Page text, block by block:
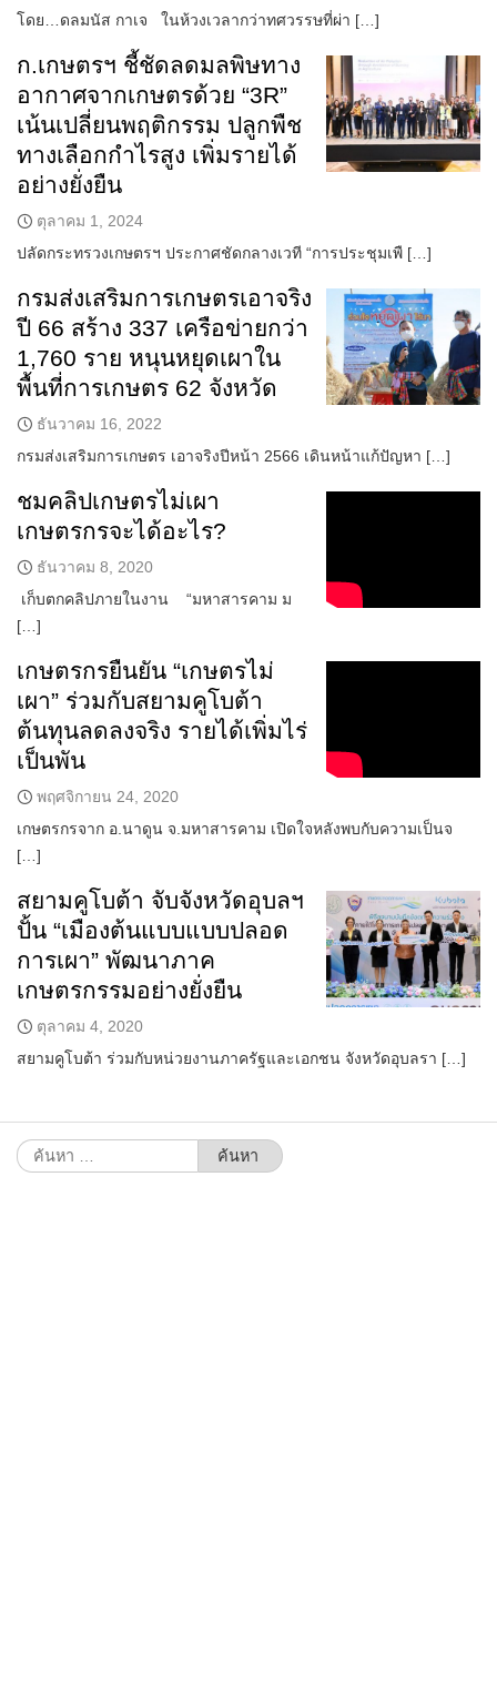
โดย…ดลมนัส กาเจ ในห้วงเวลากว่าทศวรรษที่ผ่า […]
ก.เกษตรฯ ชี้ชัดลดมลพิษทาง
อากาศจากเกษตรด้วย “3R”
เน้นเปลี่ยนพฤติกรรม ปลูกพืช
ทางเลือกกำไรสูง เพิ่มรายได้
อย่างยั่งยืน
ตุลาคม 1, 2024
ปลัดกระทรวงเกษตรฯ ประกาศชัดกลางเวที “การประชุมเพื […]
กรมส่งเสริมการเกษตรเอาจริง
ปี 66 สร้าง 337 เครือข่ายกว่า
1,760 ราย หนุนหยุดเผาใน
พื้นที่การเกษตร 62 จังหวัด
ธันวาคม 16, 2022
กรมส่งเสริมการเกษตร เอาจริงปีหน้า 2566 เดินหน้าแก้ปัญหา […]
ชมคลิปเกษตรไม่เผา
เกษตรกรจะได้อะไร?
ธันวาคม 8, 2020
เก็บตกคลิปภายในงาน “มหาสารคาม ม
[…]
เกษตรกรยืนยัน “เกษตรไม่
เผา” ร่วมกับสยามคูโบต้า
ต้นทุนลดลงจริง รายได้เพิ่มไร่
เป็นพัน
พฤศจิกายน 24, 2020
เกษตรกรจาก อ.นาดูน จ.มหาสารคาม เปิดใจหลังพบกับความเป็นจ
[…]
สยามคูโบต้า จับจังหวัดอุบลฯ
ปั้น “เมืองต้นแบบแบบปลอด
การเผา” พัฒนาภาค
เกษตรกรรมอย่างยั่งยืน
ตุลาคม 4, 2020
สยามคูโบต้า ร่วมกับหน่วยงานภาครัฐและเอกชน จังหวัดอุบลรา […]
ค้นหา
สำหรับ: